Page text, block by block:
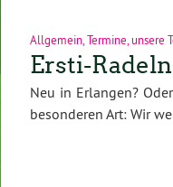
Allgemein Termine unsere
Ersti-
Neu in Erlangen?
besonderen Art: Wir